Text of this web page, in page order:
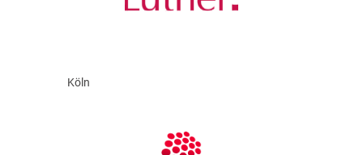
Köln